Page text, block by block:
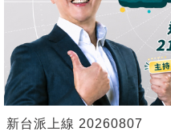
新台派上線 20260807